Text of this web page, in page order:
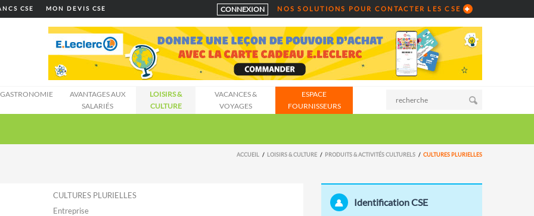
CSE MON DEVIS CSE CONNEXION NOS SOLUTIONS POUR CONTACTER LES CSE
GASTRONOMIE
AVANTAGES AUX
SALARIÉS
LOISIRS &
CULTURE
VACANCES &
VOYAGES
ESPACE
FOURNISSEURS
ACCUEIL LOISIRS & CULTURE PRODUITS & ACTIVITÉS CULTURELS CULTURES PLURIELLES
CULTURES PLURIELLES
Entreprise
Identification CSE